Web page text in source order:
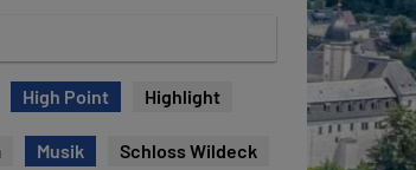
High Point Highlight
Musik Schloss Wildeck